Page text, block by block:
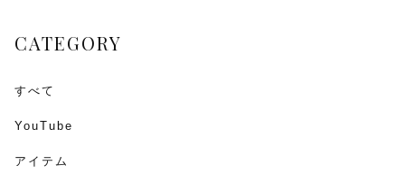
CATEGORY
すべて
YouTube
アイテム